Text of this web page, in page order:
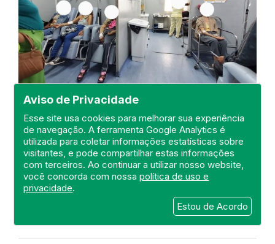
Aviso de Privacidade
Esse site usa cookies para melhorar sua experiência
de navegação. A ferramenta Google Analytics é
utilizada para coletar informações estatísticas sobre
visitantes, e pode compartilhar estas informações
com terceiros. Ao continuar a utilizar nosso website,
você concorda com nossapolítica de uso e
privacidade.
Estou de Acordo
Grande
DEFIS
10 de October de 2024
FISCALIZAÇÃO
UPA 24H